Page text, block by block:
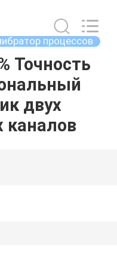
процессов
Точность
двух
каналов